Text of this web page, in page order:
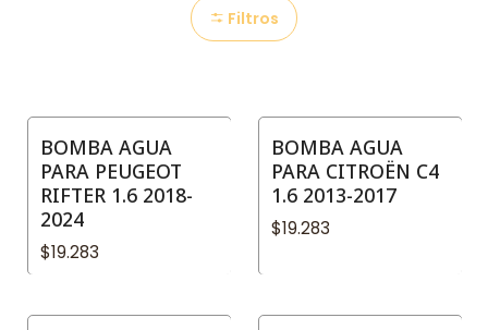
Filtros
BOMBA AGUA
PARA PEUGEOT
RIFTER 1.6 2018-
2024
$19.283
BOMBA AGUA
PARA CITROËN C4
1.6 2013-2017
$19.283